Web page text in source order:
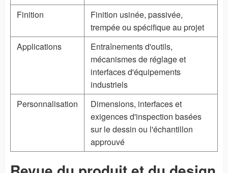
Finition
Finition usinée, passivée,
trempée ou spécifique au projet
Applications
Entraînements d'outils,
mécanismes de réglage et
interfaces d'équipements
industriels
Personnalisation
Dimensions, interfaces et
exigences d'inspection basées
sur le dessin ou l'échantillon
approuvé